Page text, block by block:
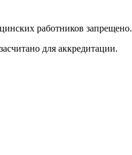
работников запрещено.
для аккредитации.